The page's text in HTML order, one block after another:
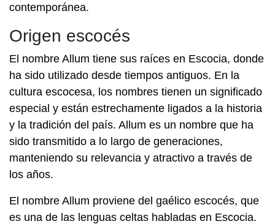
contemporánea.
Origen escocés
El nombre Allum tiene sus raíces en Escocia, donde
ha sido utilizado desde tiempos antiguos. En la
cultura escocesa, los nombres tienen un significado
especial y están estrechamente ligados a la historia
y la tradición del país. Allum es un nombre que ha
sido transmitido a lo largo de generaciones,
manteniendo su relevancia y atractivo a través de
los años.
El nombre Allum proviene del gaélico escocés, que
es una de las lenguas celtas habladas en Escocia.